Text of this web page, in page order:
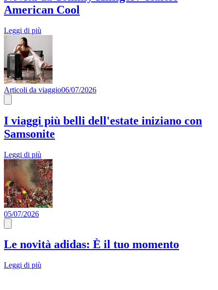
American Cool
Leggi di più
Articoli da viaggio06/07/2026
I viaggi più belli dell'estate iniziano con
Samsonite
Leggi di più
05/07/2026
Le novità adidas: È il tuo momento
Leggi di più